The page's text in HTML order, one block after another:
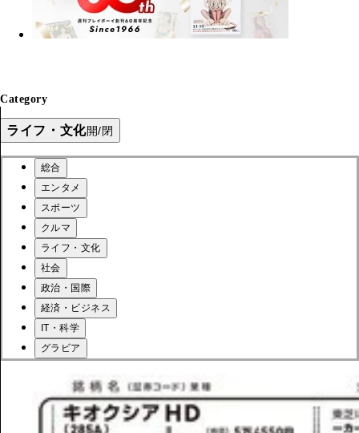
Category
ライフ・文化開/閉
総合
エンタメ
スポーツ
クルマ
ライフ・文化
社会
政治・国際
経済・ビジネス
IT・科学
グラビア